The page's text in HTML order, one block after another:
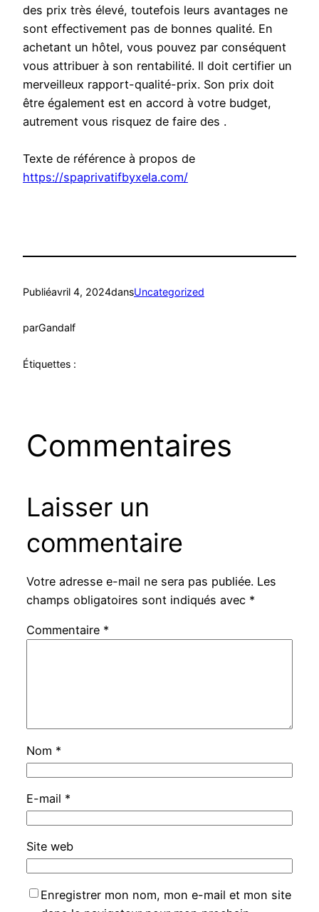
des prix très élevé, toutefois leurs avantages ne
sont effectivement pas de bonnes qualité. En
achetant un hôtel, vous pouvez par conséquent
vous attribuer à son rentabilité. Il doit certifier un
merveilleux rapport-qualité-prix. Son prix doit
être également est en accord à votre budget,
autrement vous risquez de faire des .
Texte de référence à propos de
https://spaprivatifbyxela.com/
Publiéavril 4, 2024dansUncategorized
parGandalf
Étiquettes :
Commentaires
Laisser un
commentaire
Votre adresse e-mail ne sera pas publiée. Les
champs obligatoires sont indiqués avec *
Commentaire *
Nom *
E-mail *
Site web
Enregistrer mon nom, mon e-mail et mon site